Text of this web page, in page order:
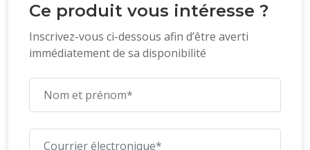
Ce produit vous intéresse ?
Inscrivez-vous ci-dessous afin d’être averti
immédiatement de sa disponibilité